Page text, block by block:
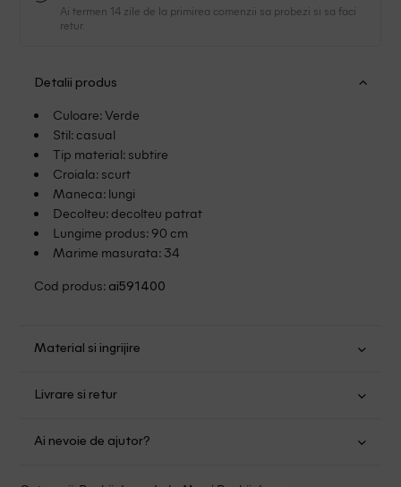
Ai termen 14 zile de la primirea comenzii sa probezi si sa faci
retur.
Detalii produs
Culoare: Verde
Stil: casual
Tip material: subtire
Croiala: scurt
Maneca: lungi
Decolteu: decolteu patrat
Lungime produs: 90 cm
Marime masurata: 34
Cod produs: ai591400
Material si ingrijire
Nu folositi inalbitor
Uscare normala, prin centrifugare
Livrare si retur
mare de 149.00 lei.
Ai nevoie de ajutor?